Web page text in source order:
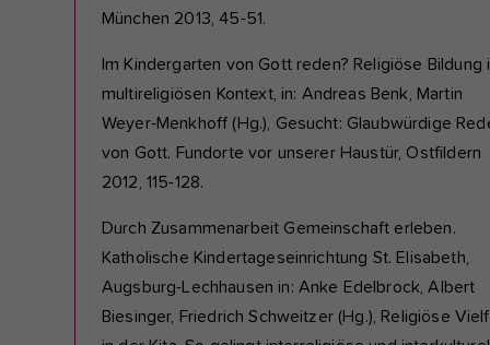
München 2013, 45-51.
Im Kindergarten von Gott reden? Religiöse Bildung
multireligiösen Kontext, in: Andreas Benk, Martin
Weyer-Menkhoff (Hg.), Gesucht: Glaubwürdige
von Gott. Fundorte vor unserer Haustür, Ostfildern
2012, 115-128.
Durch Zusammenarbeit Gemeinschaft erleben.
Katholische Kindertageseinrichtung St. Elisabeth,
Augsburg-Lechhausen in: Anke Edelbrock, Albert
Biesinger, Friedrich Schweitzer (Hg.), Religiöse